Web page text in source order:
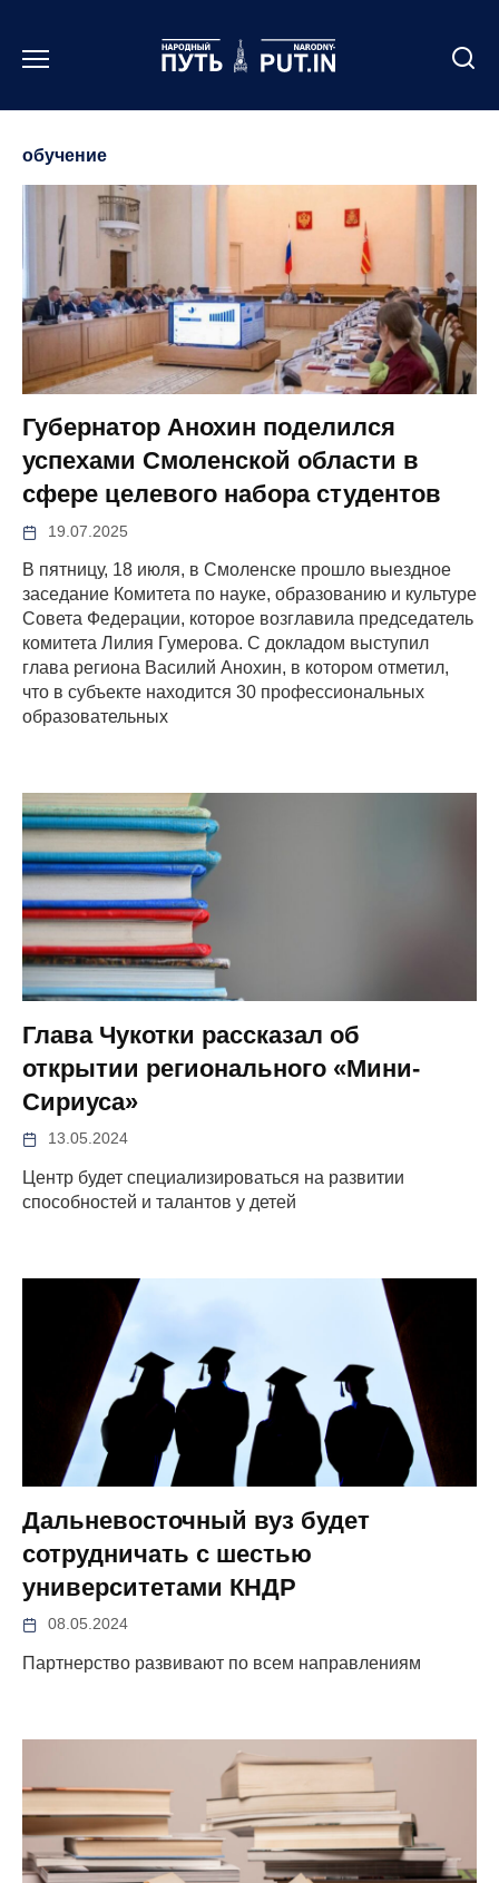
содержанию
обучение
Губернатор Анохин поделился
успехами Смоленской области в
сфере целевого набора студентов
19.07.2025
В пятницу, 18 июля, в Смоленске прошло выездное
заседание Комитета по науке, образованию и культуре
Совета Федерации, которое возглавила председатель
комитета Лилия Гумерова. С докладом выступил
глава региона Василий Анохин, в котором отметил,
что в субъекте находится 30 профессиональных
образовательных
Глава Чукотки рассказал об
открытии регионального «Мини-
Сириуса»
13.05.2024
Центр будет специализироваться на развитии
способностей и талантов у детей
Дальневосточный вуз будет
сотрудничать с шестью
университетами КНДР
08.05.2024
Партнерство развивают по всем направлениям